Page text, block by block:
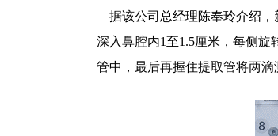
据该公司总经理陈奉玲介绍，
深入鼻腔内1至1.5厘米，每侧
管中，最后再握住提取管将两滴